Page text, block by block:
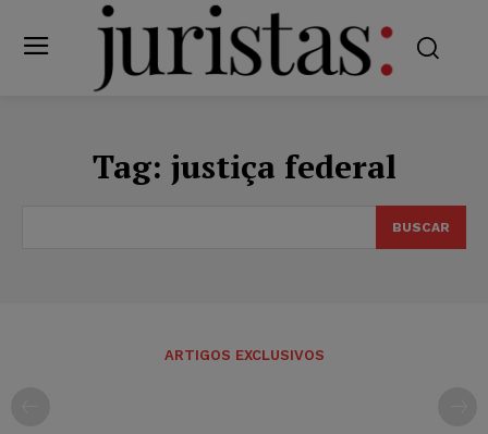
Tag: justiça federal
BUSCAR
ARTIGOS EXCLUSIVOS